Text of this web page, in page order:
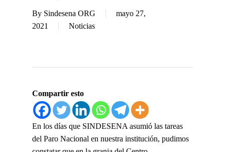
By Sindesena ORG
mayo 27,
2021
Noticias
Compartir esto
En los días que SINDESENA asumió las tareas
del Paro Nacional en nuestra institución, pudimos